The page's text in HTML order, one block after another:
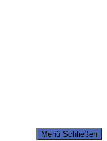
Menü Schließen